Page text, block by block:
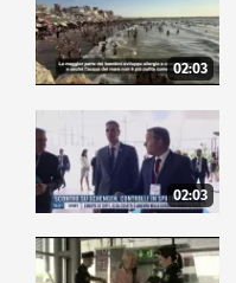
02:03
02:03